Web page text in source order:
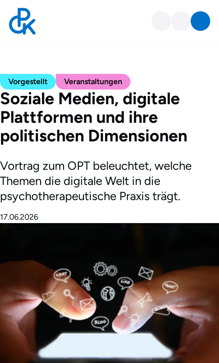
Soziale Medien, digitale
Plattformen und ihre
politischen Dimensionen
17.06.2026
Vortrag zum OPT beleuchtet, welche
Themen die digitale Welt in die
psychotherapeutische Praxis trägt.
Vorgestellt Veranstaltungen